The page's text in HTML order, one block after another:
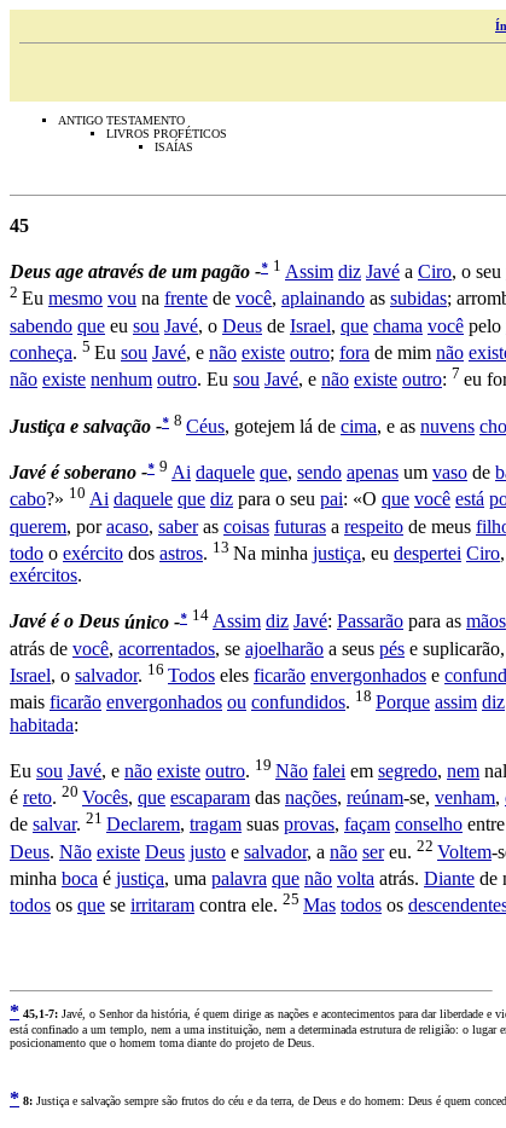
ANTIGO TESTAMENTO
LIVROS PROFÉTICOS
ISAÍAS
45
Deus age através de um pagão -* 1 Assim diz Javé a Ciro, o seu
2 Eu mesmo vou na frente de você, aplainando as subidas;
sabendo que eu sou Javé, o Deus de Israel, que chama você pelo
conheça. 5 Eu sou Javé, e não existe outro; fora de mim não
não existe nenhum outro. Eu sou Javé, e não existe outro: 7 eu
Justiça e salvação -* 8 Céus, gotejem lá de cima, e as nuvens
Javé é soberano -* 9 Ai daquele que, sendo apenas um vaso de
cabo?» 10 Ai daquele que diz para o seu pai: «O que você está
querem, poracaso, saberas coisas futuras a respeito de meus
todo o exército dos astros. 13 Na minha justiça, eu despertei Ciro
exércitos.
Javé é o Deus único -* 14 Assim diz Javé: Passarão para as mãos
atrás de você, acorrentados, se ajoelharão a seus pés e suplicarão,
Israel, o salvador. 16 Todos eles ficarão envergonhados e
mais ficarão envergonhados ou confundidos. 18 Porque assim diz
habitada:
Eu sou Javé, e não existe outro. 19 Não falei em segredo, nem
é reto. 20 Vocês, que escaparam das nações, reúnam-se, venham,
de salvar. 21 Declarem, tragam suas provas, façam conselho
Deus. Não existe Deus justo e salvador, a não sereu. 22 Voltem-
minha boca é justiça, uma palavra que não volta atrás. Diante de
todos os que se irritaram contra ele. 25 Mas todos os
* 45,1-7: Javé, o Senhor da história, é quem dirige as nações e acontecimentos para dar liberdade
está confinado a um templo, nem a uma instituição, nem a determinada estrutura de religião: o
posicionamento que o homem toma diante do projeto de Deus.
* 8: Justiça e salvação sempre são frutos do céu e da terra, de Deus e do homem: Deus é quem